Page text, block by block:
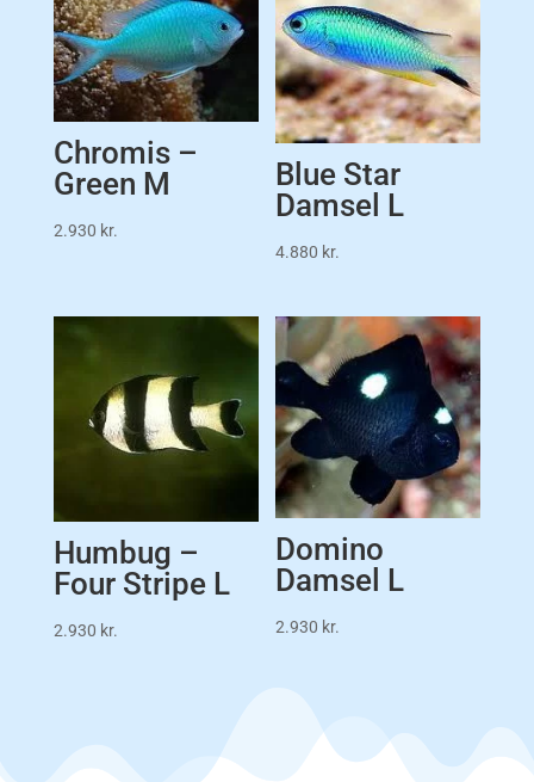
Chromis –
Green M
2.930 kr.
Blue Star
Damsel L
4.880 kr.
Humbug –
Four Stripe L
2.930 kr.
Domino
Damsel L
2.930 kr.